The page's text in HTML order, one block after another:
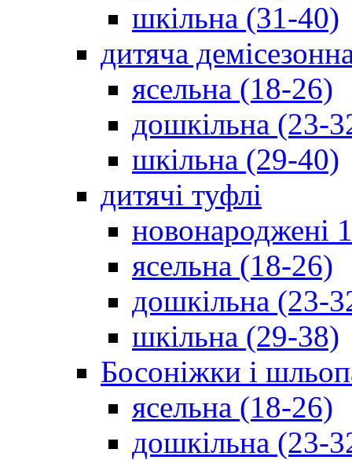
шкільна (31-40)
дитяча
ясельна (18-26)
дошкільна (23-
шкільна (29-40)
дитячі туфлі
новонароджені
ясельна (18-26)
дошкільна (23-
шкільна (29-38)
Босоніжки і
ясельна (18-26)
дошкільна (23-